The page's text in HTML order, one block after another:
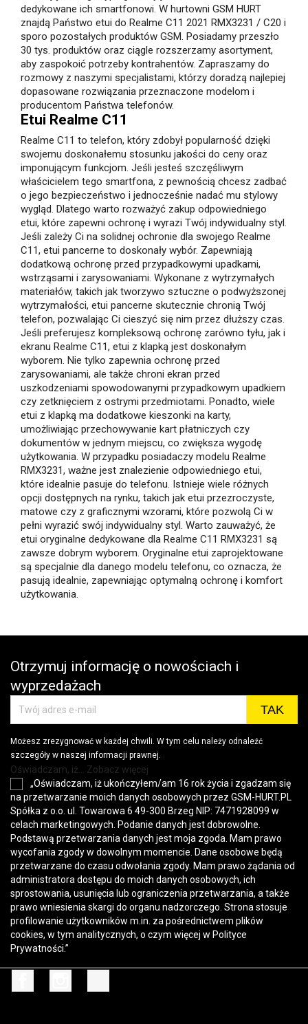
dedykowane ich smartfonowi. W hurtowni GSM HURT
znajdą Państwo etui do Realme C11 2021 RMX3231 / C20 i
sporo pozostałych produktów GSM. Posiadamy przeszło
30 tys. produktów oraz ciągle rozszerzamy asortyment,
aby zaspokoić potrzeby kontrahentów. Zapraszamy do
rozmowy z naszymi specjalistami, którzy doradzą najlepiej
dopasowane rozwiązania przeznaczone modelom i
producentom Państwa telefonów.
Etui Realme C11
Realme C11 to telefon, który zdobył popularność dzięki
swojemu doskonałemu stosunku jakości do ceny oraz
imponującym funkcjom. Jeśli jesteś szczęśliwym
właścicielem tego smartfona, z pewnością chcesz zadbać
o jego bezpieczeństwo i jednocześnie nadać mu stylowy
wygląd. Dlatego warto rozważyć zakup odpowiedniego
etui, które zapewni ochronę i wyrazi Twój indywidualny styl.
Jeśli zależy Ci na solidnej ochronie dla swojego Realme
C11, etui pancerne to doskonały wybór. Zapewniają
dodatkową ochronę przed przypadkowymi upadkami,
wstrząsami i zarysowaniami. Wykonane z wytrzymałych
materiałów, takich jak tworzywo sztuczne o podwyższonej
wytrzymałości, etui pancerne skutecznie chronią Twój
telefon, pozwalając Ci cieszyć się nim przez dłuższy czas.
Jeśli preferujesz kompleksową ochronę zarówno tyłu, jak i
ekranu Realme C11, etui z klapką jest doskonałym
wyborem. Nie tylko zapewnia ochronę przed
zarysowaniami, ale także chroni ekran przed
uszkodzeniami spowodowanymi przypadkowym upadkiem
czy zetknięciem z ostrymi przedmiotami. Ponadto, wiele
etui z klapką ma dodatkowe kieszonki na karty,
umożliwiając przechowywanie kart płatniczych czy
dokumentów w jednym miejscu, co zwiększa wygodę
użytkowania. W przypadku posiadaczy modelu Realme
RMX3231, ważne jest znalezienie odpowiedniego etui,
które idealnie pasuje do telefonu. Istnieje wiele różnych
opcji dostępnych na rynku, takich jak etui przezroczyste,
matowe czy z graficznymi wzorami, które pozwolą Ci w
pełni wyrazić swój indywidualny styl. Warto zauważyć, że
etui oryginalne dedykowane dla Realme C11 RMX3231 są
zawsze dobrym wyborem. Oryginalne etui zaprojektowane
są specjalnie dla danego modelu telefonu, co oznacza, że
pasują idealnie, zapewniając optymalną ochronę i komfort
użytkowania.
Otrzymuj informację o nowościach i
wyprzedażach
Możesz zrezygnować w każdej chwili. W tym celu należy odnaleźć
szczegóły w naszej informacji prawnej.
Oświadczam, iż... Zobacz więcej
„Oświadczam, iż ukończyłem/am 16 rok życia i zgadzam się
na przetwarzanie moich danych osobowych przez GSM-HURT.PL
Spółka z o.o. ul. Towarowa 6 49-300 Brzeg NIP: 7471928099 w
celach marketingowych. Podanie danych jest dobrowolne.
Podstawą przetwarzania danych jest moja zgoda. Mam prawo
wycofania zgody w dowolnym momencie. Dane osobowe będą
przetwarzane do czasu odwołania zgody. Mam prawo żądania od
administratora dostępu do moich danych osobowych, ich
sprostowania, usunięcia lub ograniczenia przetwarzania, a także
prawo wniesienia skargi do organu nadzorczego. Strona stosuje
profilowanie użytkowników m.in. za pośrednictwem plików
cookies, w tym analitycznych, o czym więcej w Polityce
Prywatności.”